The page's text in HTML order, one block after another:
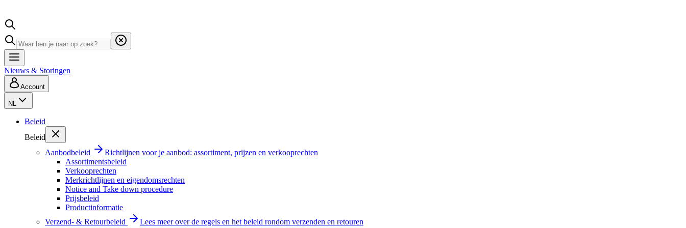
Nieuws & Storingen
Account
NL
Beleid
Beleid
Aanbodbeleid
Richtlijnen voor je aanbod: assortiment, prijzen en verkooprechten
Assortimentsbeleid
Verkooprechten
Merkrichtlijnen en eigendomsrechten
Notice and Take down procedure
Prijsbeleid
Productinformatie
Verzend- & Retourbeleid
Lees meer over de regels en het beleid rondom verzenden en retouren